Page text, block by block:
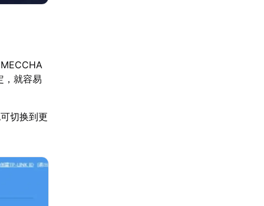
，就容易
切换到更